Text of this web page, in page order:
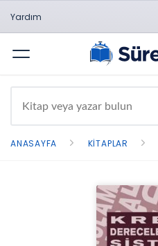
Yardım
Menü
ANASAYFA KITAPLAR